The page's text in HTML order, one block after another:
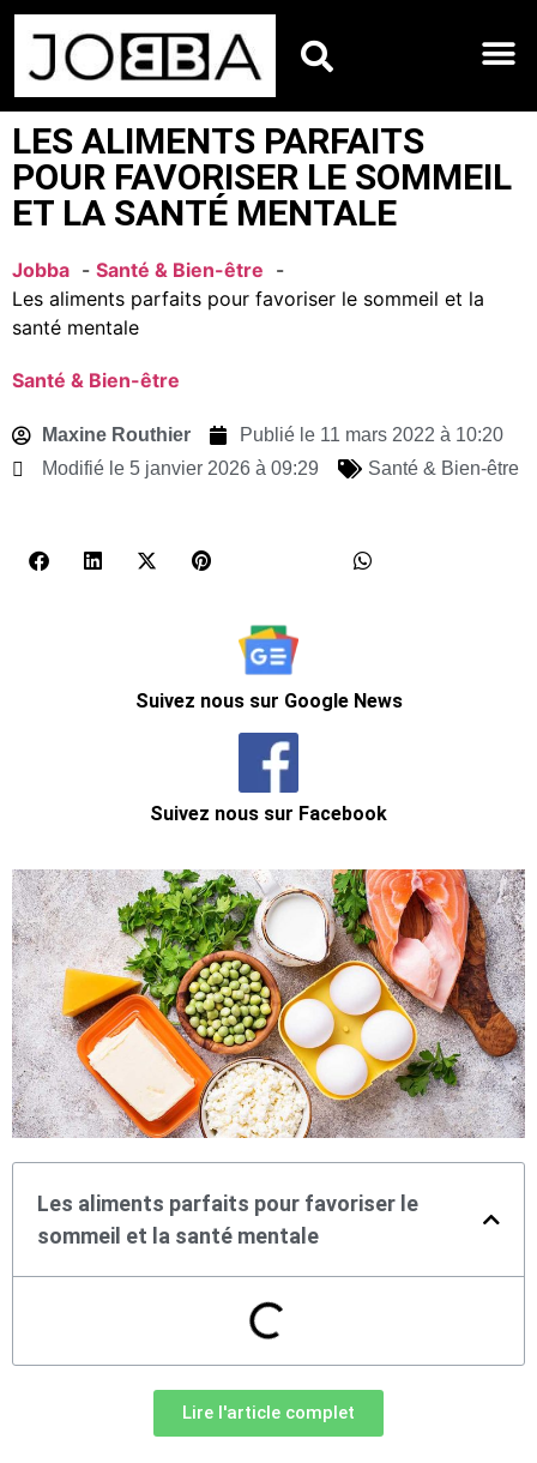
LES ALIMENTS PARFAITS
POUR FAVORISER LE SOMMEIL
ET LA SANTÉ MENTALE
Jobba
Santé & Bien-être
Les aliments parfaits pour favoriser le sommeil et la
santé mentale
Santé & Bien-être
Maxine Routhier Publié le 11 mars 2022 à 10:20
Modifié le 5 janvier 2026 à 09:29
Santé & Bien-être
Suivez nous sur Google News
Suivez nous sur Facebook
Les aliments parfaits pour favoriser le
sommeil et la santé mentale
Lire l'article complet